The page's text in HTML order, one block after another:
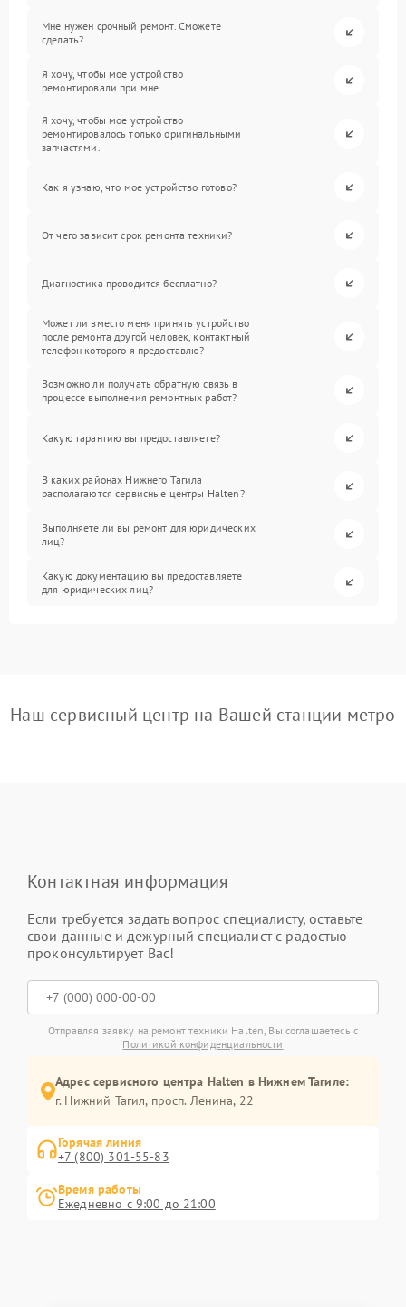
Мне нужен срочный ремонт. Сможете
сделать?
Я хочу, чтобы мое устройство
ремонтировали при мне.
Я хочу, чтобы мое устройство
ремонтировалось только оригинальными
запчастями.
Как я узнаю, что мое устройство готово?
От чего зависит срок ремонта техники?
Диагностика проводится бесплатно?
Может ли вместо меня принять устройство
после ремонта другой человек, контактный
телефон которого я предоставлю?
Возможно ли получать обратную связь в
процессе выполнения ремонтных работ?
Какую гарантию вы предоставляете?
В каких районах Нижнего Тагила
располагаются сервисные центры Halten?
Выполняете ли вы ремонт для юридических
лиц?
Какую документацию вы предоставляете
для юридических лиц?
Наш сервисный центр на Вашей станции метро
Контактная информация
Если требуется задать вопрос специалисту, оставьте
свои данные и дежурный специалист с радостью
проконсультирует Вас!
Отправляя заявку на ремонт техники Halten, Вы соглашаетесь с
Политикой конфиденциальности
Адрес сервисного центра Halten в Нижнем Тагиле:
г. Нижний Тагил, просп. Ленина, 22
Горячая линия
+7 (800) 301-55-83
Время работы
Ежедневно с 9:00 до 21:00